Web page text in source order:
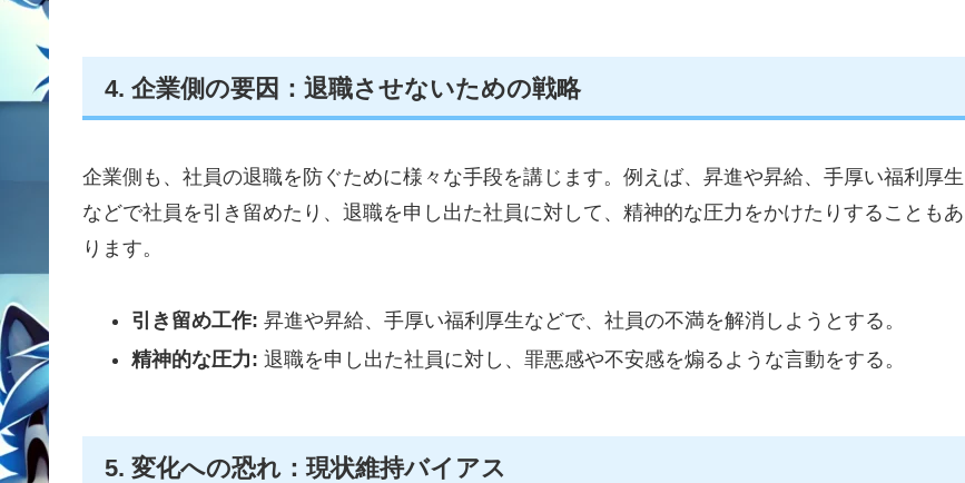
4. 企業側の要因：退職させないための戦略
企業側も、社員の退職を防ぐために様々な手段を講じます。例えば、昇進や昇給、手厚い福利厚生
などで社員を引き留めたり、退職を申し出た社員に対して、精神的な圧力をかけたりすることもあ
ります。
引き留め工作: 昇進や昇給、手厚い福利厚生などで、社員の不満を解消しようとする。
精神的な圧力: 退職を申し出た社員に対し、罪悪感や不安感を煽るような言動をする。
5. 変化への恐れ：現状維持バイアス